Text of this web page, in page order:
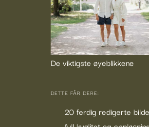
De viktigste øyeblikkene
DETTE FÅR DERE:
20 ferdig redigerte